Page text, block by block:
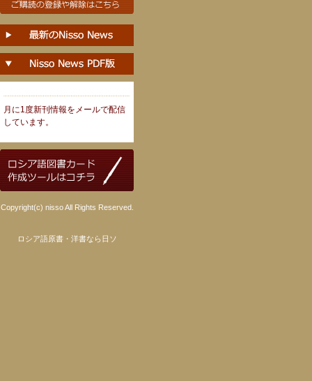
月に1度新刊情報をメールで配信
しています。
Copyright(c) nisso All Rights Reserved.
ロシア語原書・洋書なら日ソ